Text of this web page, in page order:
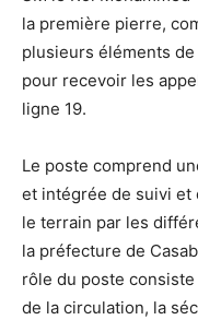
la première pierre,
plusieurs éléments
pour recevoir les
ligne 19.
Le poste comprend
et intégrée de suivi et
le terrain par les
la préfecture de
rôle du poste
de la circulation, la